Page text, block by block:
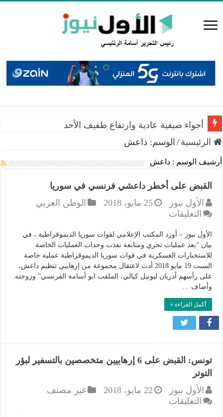
أجواء صيفية عادية وارتفاع طفيف الأحد
الرئيسية / الوسم: داعش
أرشيف الوسم : داعش
القبض على أخطر داعشي فرنسي في سوريا
الأول نيوز
25 مايو، 2018
الوطن العربي
التعليقات
على
أخطر
داعشي
فرنسي
في
مغلقة
الأول نيوز – أورد المكتب الإعلامي لقوات سوريا الديموقراطية ، في
بيان “بعد عمليات تحري ومتابعة نفذت وحدات العمليات الخاصة
للاستخبارات العسكرية في قوات سوريا الديموقراطية عملية خاصة
السبت 19 مايو 2018 أدت لاعتقال مجموعة من إرهابيي تنظيم داعش،
على رأسهم أدريان ليونيل كيالي، الملقب ابو أسامة الفرنسي” وزوجته.
وأضاف …
أكمل القراءة »
تونس: القبض على 6 إرهابيين متخصصين بالتسفير لبؤر
التوتر
الأول نيوز
22 مايو، 2018
غير مصنف
التعليقات